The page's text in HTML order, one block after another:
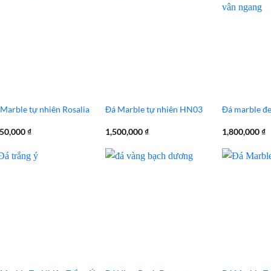
tự nhiên Rosalia
₫
Đá Marble tự nhiên HN03
1,500,000₫
Đá marble
1,800,000₫